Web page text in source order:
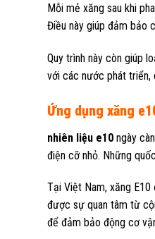
Mỗi mẻ xăng sau khi
Điều này giúp đảm bảo
Quy trình này còn giúp
với các nước phát triển,
Ứng dụng xăng
nhiên liệu e10 ngày
điện cỡ nhỏ. Những
Tại Việt Nam, xăng E10
được sự quan tâm từ
để đảm bảo động cơ